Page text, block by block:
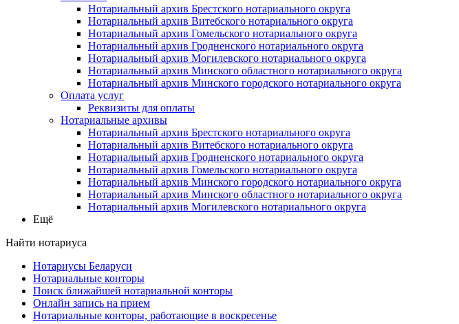
Нотариальный архив Брестского нотариального округа
Нотариальный архив Витебского нотариального округа
Нотариальный архив Гомельского нотариального округа
Нотариальный архив Гродненского нотариального округа
Нотариальный архив Могилевского нотариального округа
Нотариальный архив Минского областного нотариального округа
Нотариальный архив Минского городского нотариального округа
Оплата услуг
Реквизиты для оплаты
Нотариальные архивы
Нотариальный архив Брестского нотариального округа
Нотариальный архив Витебского нотариального округа
Нотариальный архив Гродненского нотариального округа
Нотариальный архив Гомельского нотариального округа
Нотариальный архив Минского городского нотариального округа
Нотариальный архив Минского областного нотариального округа
Нотариальный архив Могилевского нотариального округа
Ещё
Найти нотариуса
Нотариусы Беларуси
Нотариальные конторы
Поиск ближайшей нотариальной конторы
Онлайн запись на прием
Нотариальные конторы, работающие в воскресенье